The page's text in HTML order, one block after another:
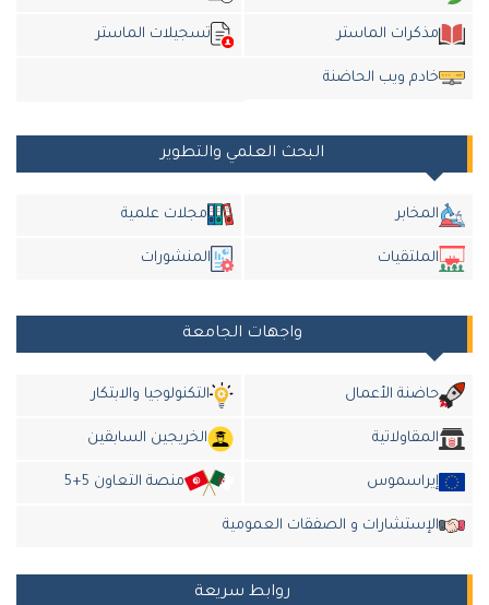
مذكرات الماستر تسجيلات الماستر
خادم ويب الحاضنة
البحث العلمي والتطوير
المخابر مجلات علمية
الملتقيات المنشورات
واجهات الجامعة
حاضنة الأعمال التكنولوجيا والابتكار
المقاولاتية الخريجين السابقين
إيراسموس منصة التعاون 5+5
الإستشارات و الصفقات العمومية
روابط سريعة